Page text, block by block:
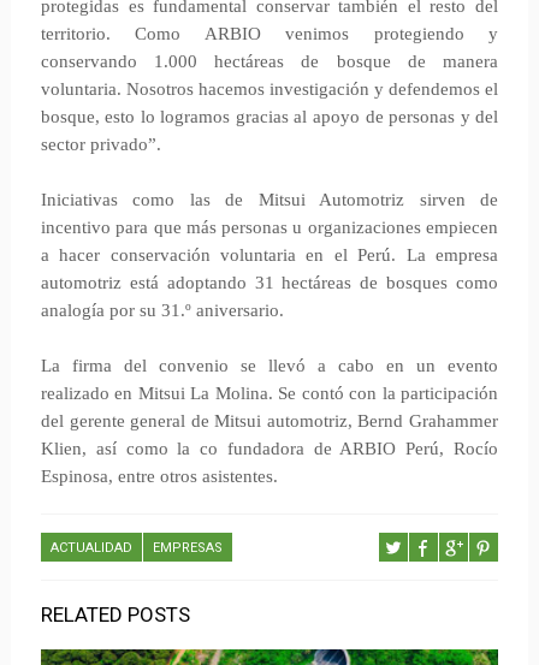
protegidas es fundamental conservar también el resto del
territorio. Como ARBIO venimos protegiendo y
conservando 1.000 hectáreas de bosque de manera
voluntaria. Nosotros hacemos investigación y defendemos el
bosque, esto lo logramos gracias al apoyo de personas y del
sector privado”.
Iniciativas como las de Mitsui Automotriz sirven de
incentivo para que más personas u organizaciones empiecen
a hacer conservación voluntaria en el Perú. La empresa
automotriz está adoptando 31 hectáreas de bosques como
analogía por su 31.º aniversario.
La firma del convenio se llevó a cabo en un evento
realizado en Mitsui La Molina. Se contó con la participación
del gerente general de Mitsui automotriz, Bernd Grahammer
Klien, así como la co fundadora de ARBIO Perú, Rocío
Espinosa, entre otros asistentes.
ACTUALIDAD EMPRESAS
RELATED POSTS